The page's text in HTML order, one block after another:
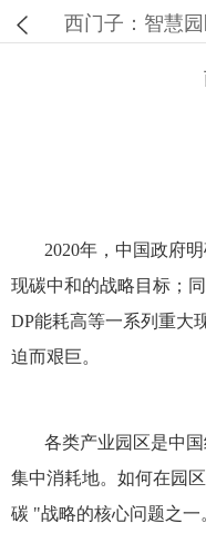
西门子：智慧
2020年，中国政府
现碳中和的战略目标；
DP能耗高等一系列重大
迫而艰巨。
各类产业园区是中
集中消耗地。如何在园
碳 "战略的核心问题之一